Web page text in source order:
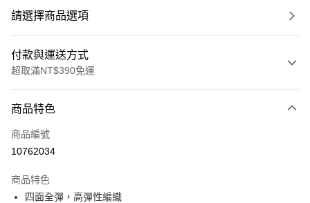
請選擇商品選項
付款與運送方式
超取滿NT$390免運
POYA支付
信用卡一次付款
LINE Pay
商品特色
商品編號
10762034
商品特色
四面全彈，高彈性編織